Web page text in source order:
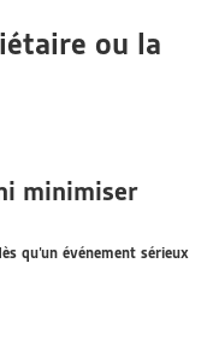
ou la
minimiser
qu’un événement sérieux